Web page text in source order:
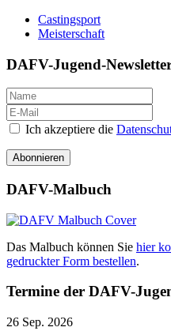
Castingsport
Meisterschaft
DAFV-Jugend-
Ich akzeptiere die
Abonnieren
DAFV-Malbuch
Das Malbuch können Sie hier
gedruckter Form bestellen.
Termine der DAFV-
26 Sep. 2026